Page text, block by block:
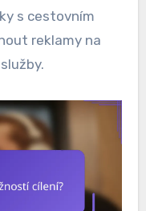
s cestovním
reklamy na